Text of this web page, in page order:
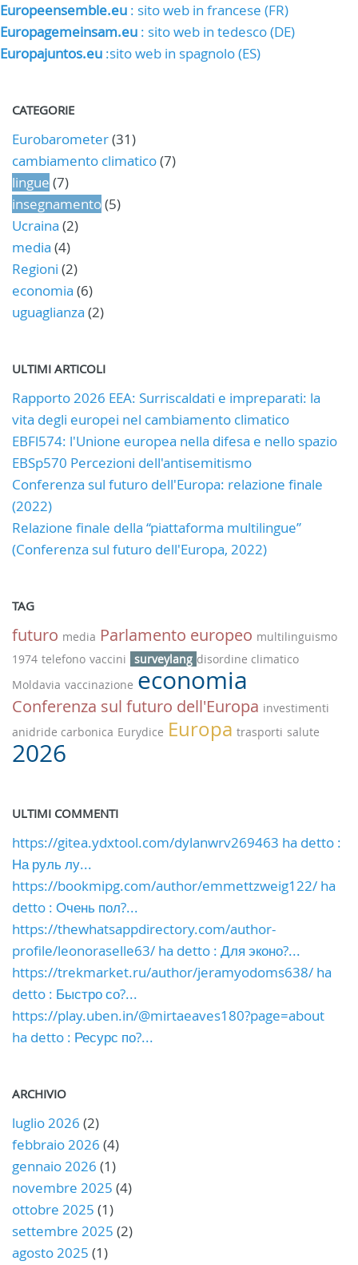
Europeensemble.eu : sito web in francese (FR)
Europagemeinsam.eu : sito web in tedesco (DE)
Europajuntos.eu :sito web in spagnolo (ES)
CATEGORIE
Eurobarometer(31)
cambiamento climatico(7)
lingue (7)
insegnamento(5)
Ucraina (2)
media (4)
Regioni (2)
economia (6)
uguaglianza (2)
ULTIMI ARTICOLI
Rapporto 2026 EEA: Surriscaldati e impreparati: la
vita degli europei nel cambiamento climatico
EBFl574: l'Unione europea nella difesa e nello spazio
EBSp570 Percezioni dell'antisemitismo
Conferenza sul futuro dell'Europa: relazione finale
(2022)
Relazione finale della “piattaforma multilingue”
(Conferenza sul futuro dell'Europa, 2022)
TAG
futuro media Parlamento europeo multilinguismo
1974 telefono vaccini surveylang disordine climatico
Moldavia vaccinazione economia
Conferenza sul futuro dell'Europa investimenti
anidride carbonica Eurydice Europa trasporti salute
2026
ULTIMI COMMENTI
https://gitea.ydxtool.com/dylanwrv269463 ha detto :
На руль лу...
https://bookmipg.com/author/emmettzweig122/ ha
detto : Очень пол?...
https://thewhatsappdirectory.com/author-
profile/leonoraselle63/ ha detto : Для эконо?...
https://trekmarket.ru/author/jeramyodoms638/ ha
detto : Быстро со?...
https://play.uben.in/@mirtaeaves180?page=about
ha detto : Ресурс по?...
ARCHIVIO
luglio 2026 (2)
febbraio 2026 (4)
gennaio 2026 (1)
novembre 2025 (4)
ottobre 2025 (1)
settembre 2025 (2)
agosto 2025 (1)